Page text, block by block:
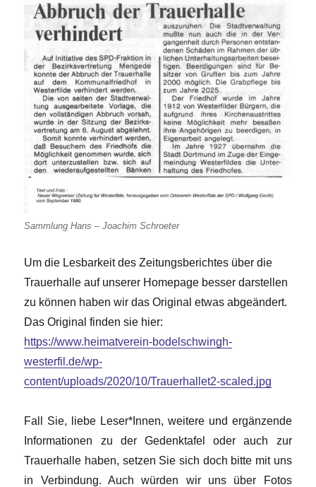
Sammlung Hans – Joachim Schroeter
Um die Lesbarkeit des Zeitungsberichtes über die
Trauerhalle auf unserer Homepage besser darstellen
zu können haben wir das Original etwas abgeändert.
Das Original finden sie hier:
https://www.heimatverein-bodelschwingh-
westerfil.de/wp-
content/uploads/2020/10/Trauerhallet2-scaled.jpg
Fall Sie, liebe Leser*Innen, weitere und ergänzende
Informationen zu der Gedenktafel oder auch zur
Trauerhalle haben, setzen Sie sich doch bitte mit uns
in Verbindung. Auch würden wir uns über Fotos